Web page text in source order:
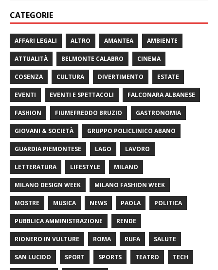
CATEGORIE
AFFARI LEGALI ALTRO AMANTEA AMBIENTE
ATTUALITÀ BELMONTE CALABRO CINEMA
COSENZA CULTURA DIVERTIMENTO ESTATE
EVENTI EVENTI E SPETTACOLI FALCONARA ALBANESE
FASHION FIUMEFREDDO BRUZIO GASTRONOMIA
GIOVANI & SOCIETÀ GRUPPO POLICLINICO ABANO
GUARDIA PIEMONTESE LAGO LAVORO
LETTERATURA LIFESTYLE MILANO
MILANO DESIGN WEEK MILANO FASHION WEEK
MOSTRE MUSICA NEWS PAOLA POLITICA
PUBBLICA AMMINISTRAZIONE RENDE
RIONERO IN VULTURE ROMA RUFA SALUTE
SAN LUCIDO SPORT SPORTS TEATRO TECH